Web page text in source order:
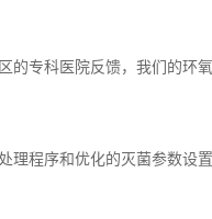
的专科医院反馈，我们的环
理程序和优化的灭菌参数设